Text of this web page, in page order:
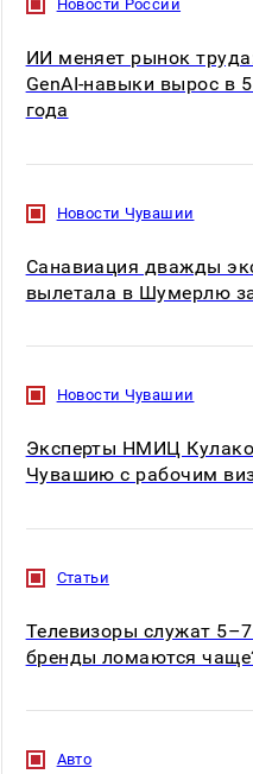
Новости России
ИИ меняет рынок
GenAI-навыки вырос в
года
Новости Чувашии
Санавиация дважды
вылетала в Шумерлю
Новости Чувашии
Эксперты НМИЦ
Чувашию с рабочим
Статьи
Телевизоры служат
бренды ломаются
Авто